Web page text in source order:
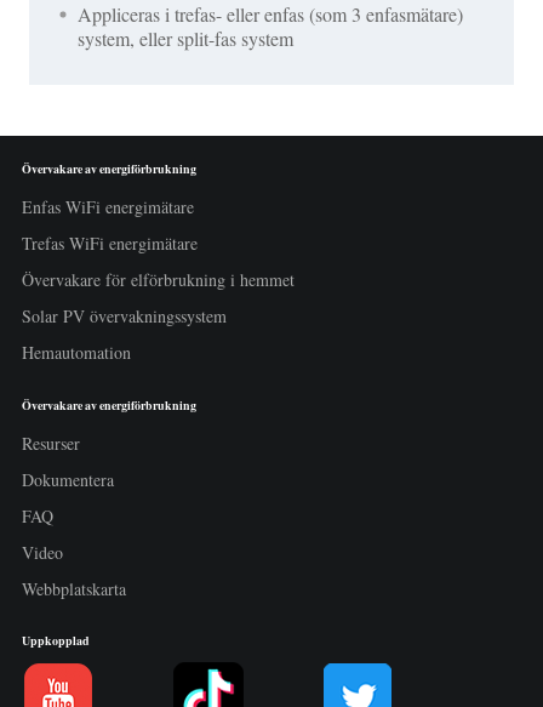
Appliceras i trefas- eller enfas (som 3 enfasmätare)
system, eller split-fas system
Övervakare av energiförbrukning
Enfas WiFi energimätare
Trefas WiFi energimätare
Övervakare för elförbrukning i hemmet
Solar PV övervakningssystem
Hemautomation
Övervakare av energiförbrukning
Resurser
Dokumentera
FAQ
Video
Webbplatskarta
Uppkopplad